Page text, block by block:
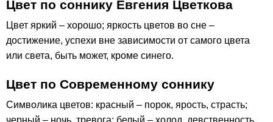
Цвет по соннику Евгения Цветкова
Цвет яркий – хорошо; яркость цветов во сне –
достижение, успехи вне зависимости от самого цвета
или света, быть может, кроме синего.
Цвет по Современному соннику
Символика цветов: красный – порок, ярость, страсть;
черный – ночь, тревога; белый – холод, девственность,